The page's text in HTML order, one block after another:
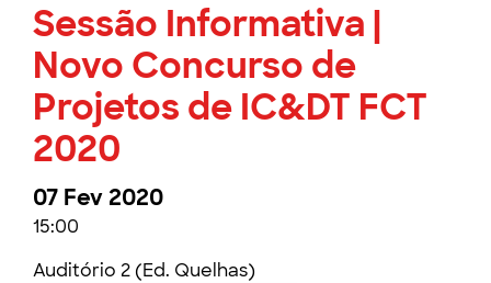
Sessão Informativa |
Novo Concurso de
Projetos de IC&DT FCT
2020
07 Fev 2020
15:00
Auditório 2 (Ed. Quelhas)